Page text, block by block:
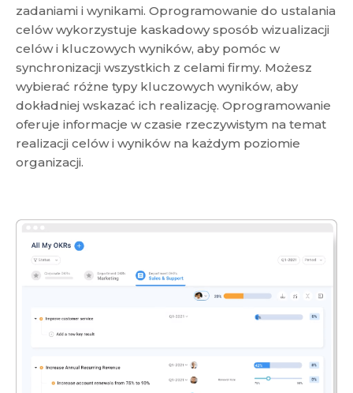
zadaniami i wynikami. Oprogramowanie do ustalania
celów wykorzystuje kaskadowy sposób wizualizacji
celów i kluczowych wyników, aby pomóc w
synchronizacji wszystkich z celami firmy. Możesz
wybierać różne typy kluczowych wyników, aby
dokładniej wskazać ich realizację. Oprogramowanie
oferuje informacje w czasie rzeczywistym na temat
realizacji celów i wyników na każdym poziomie
organizacji.